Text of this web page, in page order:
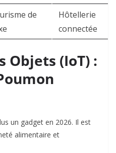
de
Hôtellerie
connectée
Objets (IoT) :
un gadget en 2026. Il est
alimentaire et